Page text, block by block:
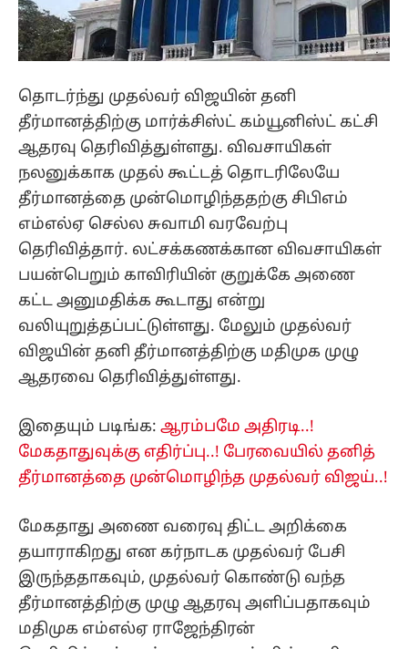
தொடர்ந்து முதல்வர் விஜயின் தனி
தீர்மானத்திற்கு மார்க்சிஸ்ட் கம்யூனிஸ்ட் கட்சி
ஆதரவு தெரிவித்துள்ளது. விவசாயிகள்
நலனுக்காக முதல் கூட்டத் தொடரிலேயே
தீர்மானத்தை முன்மொழிந்ததற்கு சிபிஎம்
எம்எல்ஏ செல்ல சுவாமி வரவேற்பு
தெரிவித்தார். லட்சக்கணக்கான விவசாயிகள்
பயன்பெறும் காவிரியின் குறுக்கே அணை
கட்ட அனுமதிக்க கூடாது என்று
வலியுறுத்தப்பட்டுள்ளது. மேலும் முதல்வர்
விஜயின் தனி தீர்மானத்திற்கு மதிமுக முழு
ஆதரவை தெரிவித்துள்ளது.
இதையும் படிங்க: ஆரம்பமே அதிரடி..!
மேகதாதுவுக்கு எதிர்ப்பு..! பேரவையில் தனித்
தீர்மானத்தை முன்மொழிந்த முதல்வர் விஜய்..!
மேகதாது அணை வரைவு திட்ட அறிக்கை
தயாராகிறது என கர்நாடக முதல்வர் பேசி
இருந்ததாகவும், முதல்வர் கொண்டு வந்த
தீர்மானத்திற்கு முழு ஆதரவு அளிப்பதாகவும்
மதிமுக எம்எல்ஏ ராஜேந்திரன்